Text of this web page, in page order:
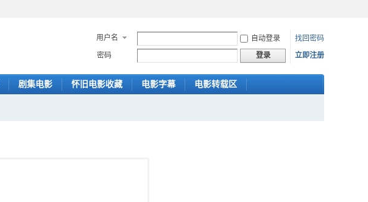
用户名 自动登录
找回密码
密码
登录 立即注册
剧集电影 怀旧电影收藏 电影字幕 电影转载区